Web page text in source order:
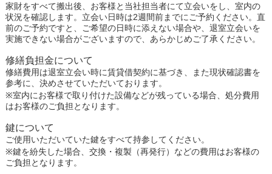
家財をすべて搬出後、お客様と当社担当者にて立会いをし、室内の
状況を確認します。立会い日時は2週間前までにご予約ください。直
前のご予約ですと、ご希望の日時に添えない場合や、退室立会いを
実施できない場合がございますので、あらかじめご了承ください。
修繕負担金について
修繕費用は退室立会い時に賃貸借契約に基づき、また現状確認書を
参考に、決めさせていただいております。
※室内にお客様で取り付けた設備などが残っている場合、処分費用
はお客様のご負担となります。
鍵について
ご使用いただいていた鍵をすべて持参してください。
※鍵を紛失した場合、交換・複製（再発行）などの費用はお客様の
ご負担となります。